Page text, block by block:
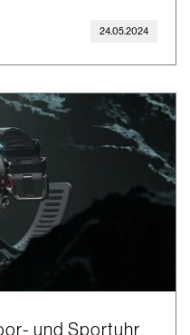
24.05.2024
und Sportuhr